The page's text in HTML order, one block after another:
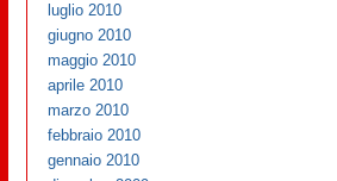
luglio 2010
giugno 2010
maggio 2010
aprile 2010
marzo 2010
febbraio 2010
gennaio 2010